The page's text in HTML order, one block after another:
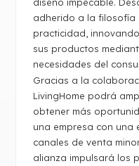
adherido a la filosofía
practicidad,
sus productos
necesidades del
Gracias a la
LivingHome podrá
obtener más
una empresa con una
canales de venta
alianza impulsará los